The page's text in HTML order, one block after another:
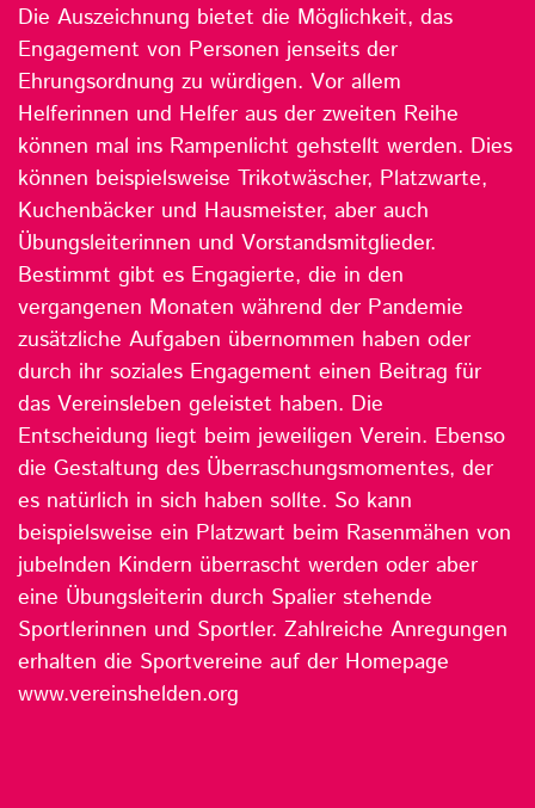
Die Auszeichnung bietet die Möglichkeit, das
Engagement von Personen jenseits der
Ehrungsordnung zu würdigen. Vor allem
Helferinnen und Helfer aus der zweiten Reihe
können mal ins Rampenlicht gehstellt werden. Dies
können beispielsweise Trikotwäscher, Platzwarte,
Kuchenbäcker und Hausmeister, aber auch
Übungsleiterinnen und Vorstandsmitglieder.
Bestimmt gibt es Engagierte, die in den
vergangenen Monaten während der Pandemie
zusätzliche Aufgaben übernommen haben oder
durch ihr soziales Engagement einen Beitrag für
das Vereinsleben geleistet haben. Die
Entscheidung liegt beim jeweiligen Verein. Ebenso
die Gestaltung des Überraschungsmomentes, der
es natürlich in sich haben sollte. So kann
beispielsweise ein Platzwart beim Rasenmähen von
jubelnden Kindern überrascht werden oder aber
eine Übungsleiterin durch Spalier stehende
Sportlerinnen und Sportler. Zahlreiche Anregungen
erhalten die Sportvereine auf der Homepage
www.vereinshelden.org